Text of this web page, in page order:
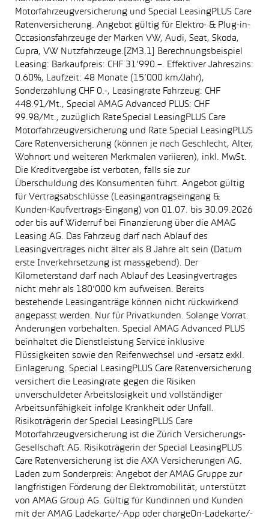
Motorfahrzeugversicherung und Special LeasingPLUS Care
Ratenversicherung. Angebot gültig für Elektro- & Plug-in-
Occasionsfahrzeuge der Marken VW, Audi, Seat, Skoda,
Cupra, VW Nutzfahrzeuge.[ZM3.1] Berechnungsbeispiel
Leasing: Barkaufpreis: CHF 31’990.–. Effektiver Jahreszins:
0.60%, Laufzeit: 48 Monate (15’000 km/Jahr),
Sonderzahlung CHF 0.-, Leasingrate Fahrzeug: CHF
448.91/Mt., Special AMAG Advanced PLUS: CHF
99.98/Mt., zuzüglich Rate Special LeasingPLUS Care
Motorfahrzeugversicherung und Rate Special LeasingPLUS
Care Ratenversicherung (können je nach Geschlecht, Alter,
Wohnort und weiteren Merkmalen variieren), inkl. MwSt.
Die Kreditvergabe ist verboten, falls sie zur
Überschuldung des Konsumenten führt. Angebot gültig
für Vertragsabschlüsse (Leasingantragseingang &
Kunden-Kaufvertrags-Eingang) von 01.07. bis 30.09.2026
oder bis auf Widerruf bei Finanzierung über die AMAG
Leasing AG. Das Fahrzeug darf nach Ablauf des
Leasingvertrages nicht älter als 8 Jahre alt sein (Datum
erste Inverkehrsetzung ist massgebend). Der
Kilometerstand darf nach Ablauf des Leasingvertrages
nicht mehr als 180’000 km aufweisen. Bereits
bestehende Leasinganträge können nicht rückwirkend
angepasst werden. Nur für Privatkunden. Solange Vorrat.
Änderungen vorbehalten. Special AMAG Advanced PLUS
beinhaltet die Dienstleistung Service inklusive
Flüssigkeiten sowie den Reifenwechsel und -ersatz exkl.
Einlagerung. Special LeasingPLUS Care Ratenversicherung
versichert die Leasingrate gegen die Risiken
unverschuldeter Arbeitslosigkeit und vollständiger
Arbeitsunfähigkeit infolge Krankheit oder Unfall.
Risikoträgerin der Special LeasingPLUS Care
Motorfahrzeugversicherung ist die Zürich Versicherungs-
Gesellschaft AG. Risikoträgerin der Special LeasingPLUS
Care Ratenversicherung ist die AXA Versicherungen AG.
Laden zum Sonderpreis: Angebot der AMAG Gruppe zur
langfristigen Förderung der Elektromobilität, unterstützt
von AMAG Group AG. Gültig für Kundinnen und Kunden
mit der AMAG Ladekarte/-App oder chargeOn-Ladekarte/-